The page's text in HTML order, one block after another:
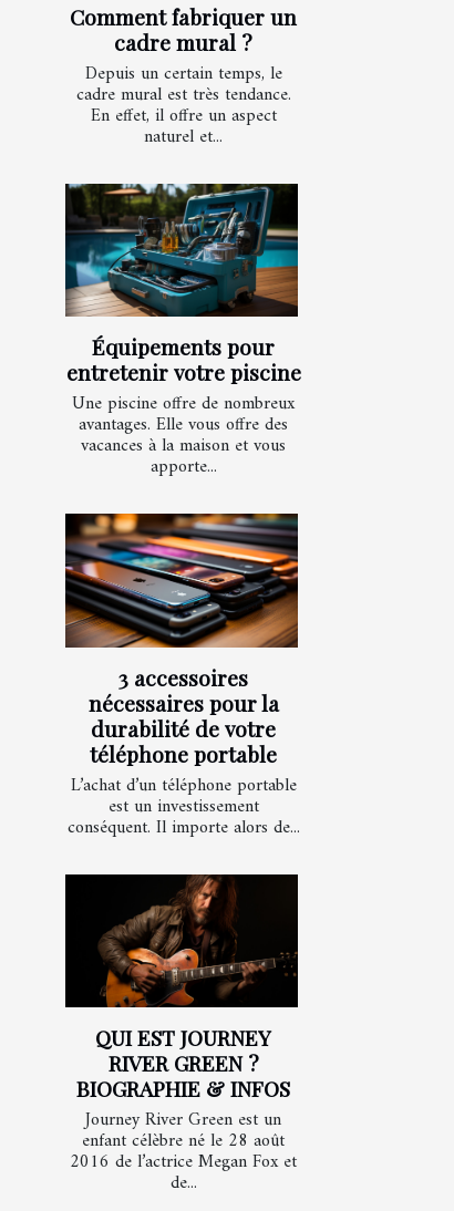
Comment fabriquer un
cadre mural ?
Depuis un certain temps, le
cadre mural est très tendance.
En effet, il offre un aspect
naturel et...
Équipements pour
entretenir votre piscine
Une piscine offre de nombreux
avantages. Elle vous offre des
vacances à la maison et vous
apporte...
3 accessoires
nécessaires pour la
durabilité de votre
téléphone portable
L’achat d’un téléphone portable
est un investissement
conséquent. Il importe alors de...
QUI EST JOURNEY
RIVER GREEN ?
BIOGRAPHIE & INFOS
Journey River Green est un
enfant célèbre né le 28 août
2016 de l’actrice Megan Fox et
de...